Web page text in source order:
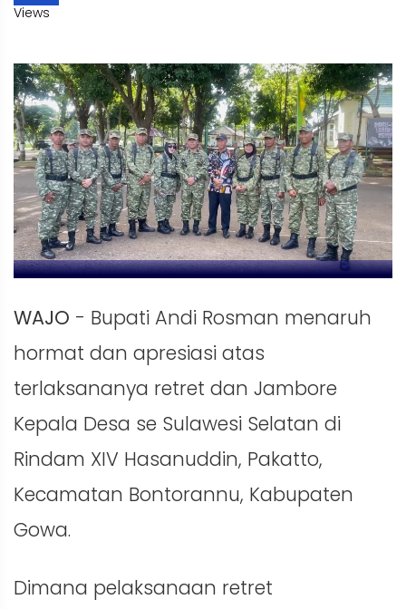
Views
WAJO - Bupati Andi Rosman menaruh
hormat dan apresiasi atas
terlaksananya retret dan Jambore
Kepala Desa se Sulawesi Selatan di
Rindam XIV Hasanuddin, Pakatto,
Kecamatan Bontorannu, Kabupaten
Gowa.
Dimana pelaksanaan retret